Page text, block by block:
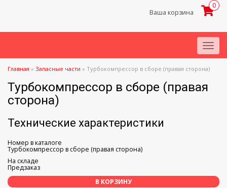
Ваша корзина
0
Menu
Главная » Запасные части » Турбокомпрессор в сборе (правая сторона)
Турбокомпрессор в сборе (правая
сторона)
Технические характеристики
Номер в каталоге
Турбокомпрессор в сборе (правая сторона)
На складе
Предзаказ
В КОРЗИНУ